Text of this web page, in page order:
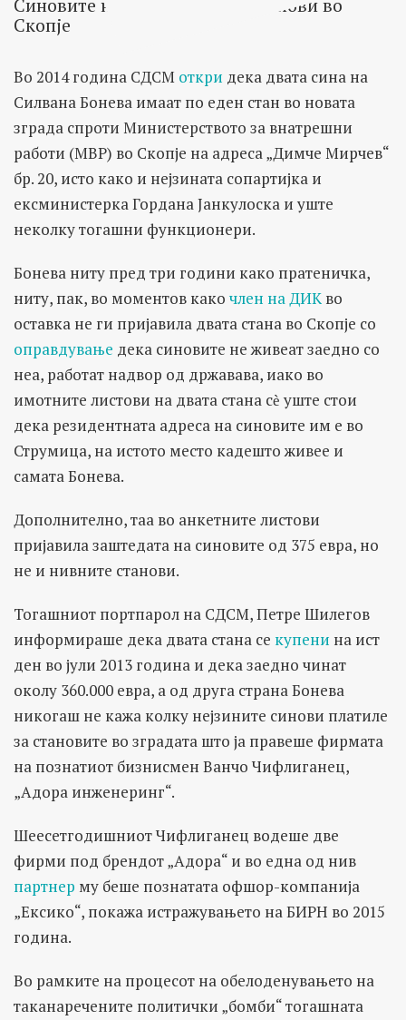
Синовите на Бонева имаат станови во
Скопје
Во 2014 година СДСМ откри дека двата сина на
Силвана Бонева имаат по еден стан во новата
зграда спроти Министерството за внатрешни
работи (МВР) во Скопје на адреса „Димче Мирчев“
бр. 20, исто како и нејзината сопартијка и
ексминистерка Гордана Јанкулоска и уште
неколку тогашни функционери.
Бонева ниту пред три години како пратеничка,
ниту, пак, во моментов како член на ДИК во
оставка не ги пријавила двата стана во Скопје со
оправдување дека синовите не живеат заедно со
неа, работат надвор од државава, иако во
имотните листови на двата стана сѐ уште стои
дека резидентната адреса на синовите им е во
Струмица, на истото место кадешто живее и
самата Бонева.
Дополнително, таа во анкетните листови
пријавила заштедата на синовите од 375 евра, но
не и нивните станови.
Тогашниот портпарол на СДСМ, Петре Шилегов
информираше дека двата стана се купени на ист
ден во јули 2013 година и дека заедно чинат
околу 360.000 евра, а од друга страна Бонева
никогаш не кажа колку нејзините синови платиле
за становите во зградата што ја правеше фирмата
на познатиот бизнисмен Ванчо Чифлиганец,
„Адора инженеринг“.
Шеесетгодишниот Чифлиганец водеше две
фирми под брендот „Адора“ и во една од нив
партнер му беше познатата офшор-компанија
„Ексико“, покажа истражувањето на БИРН во 2015
година.
Во рамките на процесот на обелоденувањето на
таканаречените политички „бомби“ тогашната